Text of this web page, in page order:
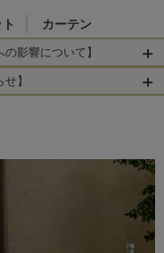
カーテン
影響について】
なられた方々に深く
響により、現在、一
地域】
】
16日(日)
ールは届きますが、
店へのお問い合わせ
から順次送信させて
します。